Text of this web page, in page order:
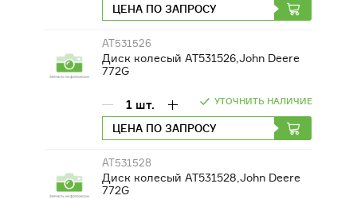
ЦЕНА ПО ЗАПРОСУ
AT531526
Диск колесый AT531526,John Deere
772G
УТОЧНИТЬ НАЛИЧИЕ
1 шт.
ЦЕНА ПО ЗАПРОСУ
AT531528
Диск колесый AT531528,John Deere
772G